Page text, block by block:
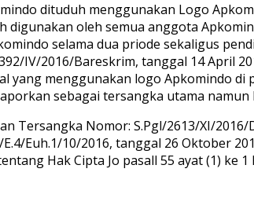
dituduh menggunakan Logo
digunakan oleh semua anggota
selama dua priode sekaligus
IV/2016/Bareskrim, tanggal 14 April
yang menggunakan logo Apkomindo di
sebagai tersangka utama
Tersangka Nomor: S.Pgl/2613/XI/
Euh.1/10/2016, tanggal 26 Oktober
Hak Cipta Jo pasall 55 ayat (1)